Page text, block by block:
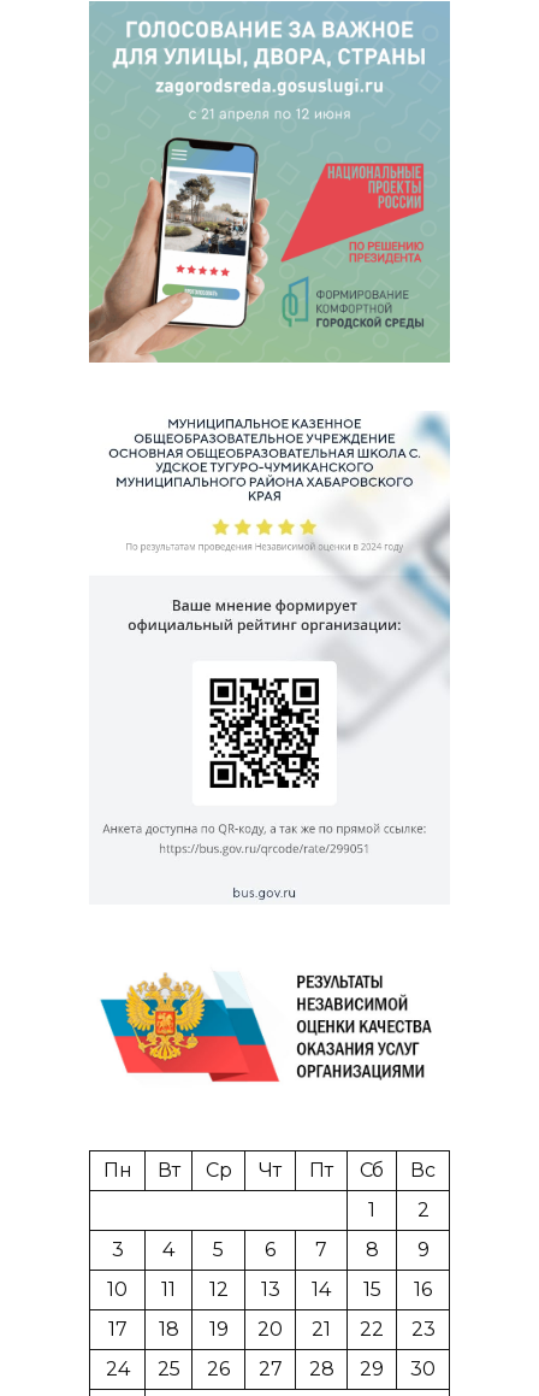
Пн Вт Ср Чт Пт Сб
Вс
1
2
3
4 5 6 7 8
9
10
11 12 13 14 15
16
17
18 19 20 21 22
23
24
25 26 27 28 29
30